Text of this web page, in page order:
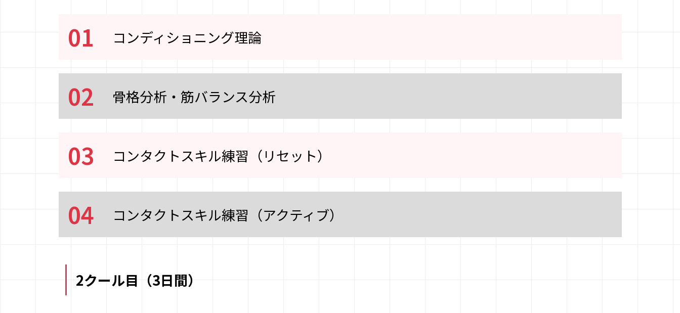
01 コンディショニング理論
02 骨格分析・筋バランス分析
03 コンタクトスキル練習（リセット）
04 コンタクトスキル練習（アクティブ）
2クール目（3日間）